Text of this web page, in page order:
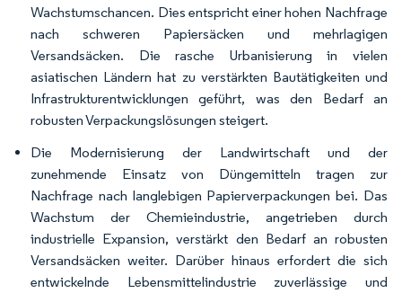
Wachstumschancen. Dies entspricht einer hohen Nachfrage
nach schweren Papiersäcken und mehrlagigen
Versandsäcken. Die rasche Urbanisierung in vielen
asiatischen Ländern hat zu verstärkten Bautätigkeiten und
Infrastrukturentwicklungen geführt, was den Bedarf an
robusten Verpackungslösungen steigert.
Die Modernisierung der Landwirtschaft und der
zunehmende Einsatz von Düngemitteln tragen zur
Nachfrage nach langlebigen Papierverpackungen bei. Das
Wachstum der Chemieindustrie, angetrieben durch
industrielle Expansion, verstärkt den Bedarf an robusten
Versandsäcken weiter. Darüber hinaus erfordert die sich
entwickelnde Lebensmittelindustrie zuverlässige und